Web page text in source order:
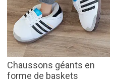
Chaussons géants en
forme de baskets